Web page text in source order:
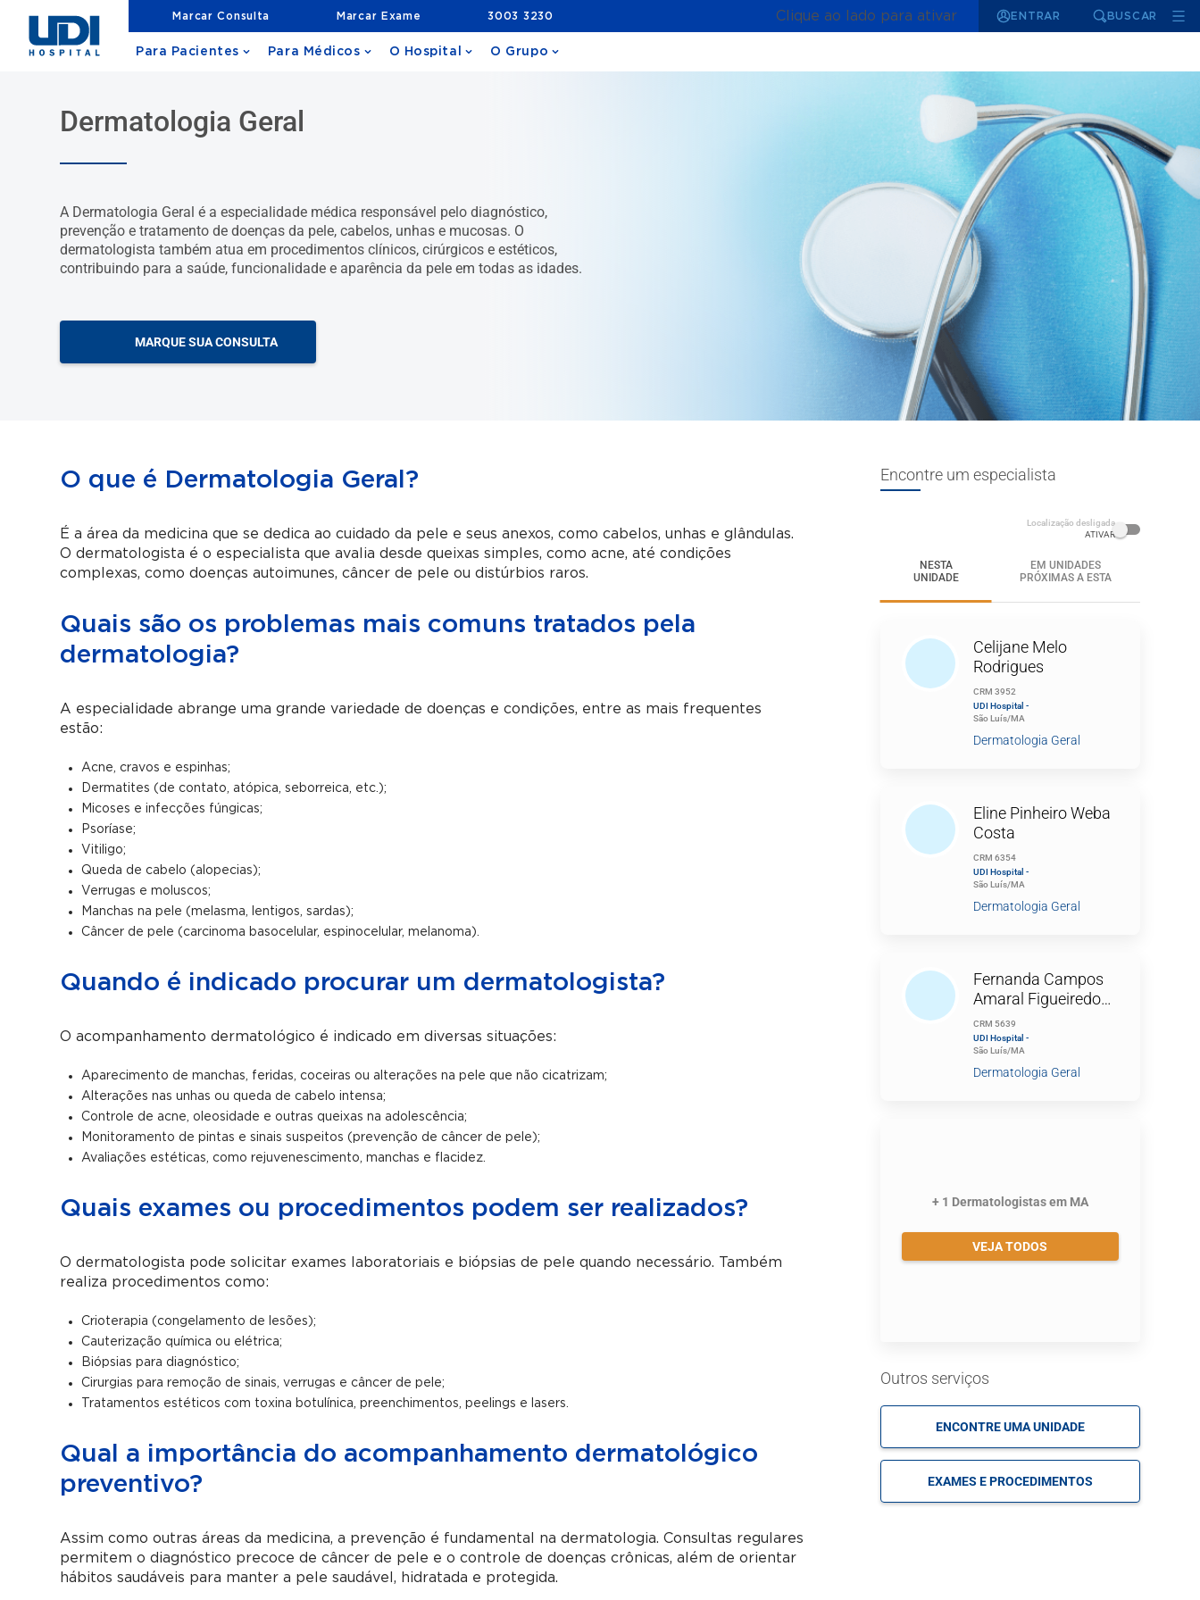
Marcar Consulta Marcar Exame 3003 3230 Clique ao lado para ativar ENTRAR BUSCAR
Para Pacientes Para Médicos O Hospital O Grupo
Dermatologia Geral
A Dermatologia Geral é a especialidade médica responsável pelo diagnóstico,
prevenção e tratamento de doenças da pele, cabelos, unhas e mucosas. O
dermatologista também atua em procedimentos clínicos, cirúrgicos e estéticos,
contribuindo para a saúde, funcionalidade e aparência da pele em todas as idades.
MARQUE SUA CONSULTA
O que é Dermatologia Geral?
É a área da medicina que se dedica ao cuidado da pele e seus anexos, como cabelos, unhas e glândulas.
O dermatologista é o especialista que avalia desde queixas simples, como acne, até condições
complexas, como doenças autoimunes, câncer de pele ou distúrbios raros.
Quais são os problemas mais comuns tratados pela
dermatologia?
A especialidade abrange uma grande variedade de doenças e condições, entre as mais frequentes
estão:
Acne, cravos e espinhas;
Dermatites (de contato, atópica, seborreica, etc.);
Micoses e infecções fúngicas;
Psoríase;
Vitiligo;
Queda de cabelo (alopecias);
Verrugas e moluscos;
Manchas na pele (melasma, lentigos, sardas);
Câncer de pele (carcinoma basocelular, espinocelular, melanoma).
Quando é indicado procurar um dermatologista?
O acompanhamento dermatológico é indicado em diversas situações:
Aparecimento de manchas, feridas, coceiras ou alterações na pele que não cicatrizam;
Alterações nas unhas ou queda de cabelo intensa;
Controle de acne, oleosidade e outras queixas na adolescência;
Monitoramento de pintas e sinais suspeitos (prevenção de câncer de pele);
Avaliações estéticas, como rejuvenescimento, manchas e flacidez.
Quais exames ou procedimentos podem ser realizados?
O dermatologista pode solicitar exames laboratoriais e biópsias de pele quando necessário. Também
realiza procedimentos como:
Crioterapia (congelamento de lesões);
Cauterização química ou elétrica;
Biópsias para diagnóstico;
Cirurgias para remoção de sinais, verrugas e câncer de pele;
Tratamentos estéticos com toxina botulínica, preenchimentos, peelings e lasers.
Qual a importância do acompanhamento dermatológico
preventivo?
Assim como outras áreas da medicina, a prevenção é fundamental na dermatologia. Consultas regulares
permitem o diagnóstico precoce de câncer de pele e o controle de doenças crônicas, além de orientar
hábitos saudáveis para manter a pele saudável, hidratada e protegida.
Encontre um especialista
Localização desligada
ATIVAR
NESTA
UNIDADE
EM UNIDADES
PRÓXIMAS A ESTA
Celijane Melo
Rodrigues
CRM 3952
UDI Hospital -
São Luís/MA
Dermatologia Geral
Eline Pinheiro Weba
Costa
CRM 6354
UDI Hospital -
São Luís/MA
Dermatologia Geral
Fernanda Campos
Amaral Figueiredo
Nina
CRM 5639
UDI Hospital -
São Luís/MA
Dermatologia Geral
+ 1 Dermatologistas em MA
VEJA TODOS
Outros serviços
ENCONTRE UMA UNIDADE
EXAMES E PROCEDIMENTOS